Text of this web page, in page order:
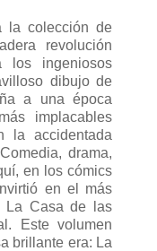
la colección de
revolución
los ingeniosos
dibujo de
a una época
implacables
la accidentada
drama,
en los cómics
en el más
La Casa de las
Este volumen
brillante era: La